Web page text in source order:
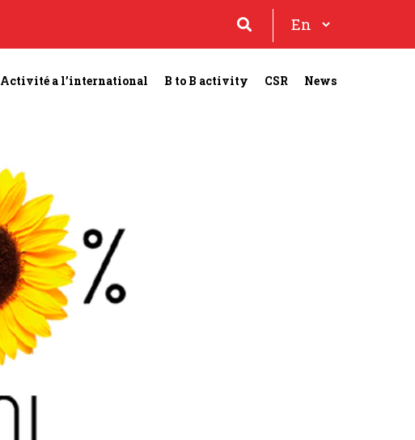
Activité a l’international B to B activity CSR News